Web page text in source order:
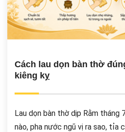
Cách lau dọn bàn thờ
kiêng kỵ
Lau dọn bàn thờ dịp Rằm tháng
nào, pha nước ngũ vị ra sao, tỉa